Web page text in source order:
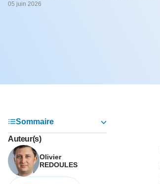
Voir tous les pays
Voir tous les économistes
05 juin 2026
Sommaire
Auteur(s)
Olivier
REDOULES